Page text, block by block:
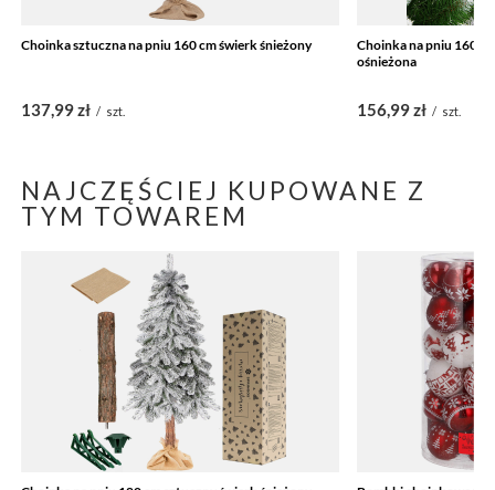
Choinka sztuczna na pniu 160 cm świerk śnieżony
137,99 zł / szt.
Choinka na pniu 160
ośnieżona
156,99 zł / szt.
NAJCZĘŚCIEJ KUPOWANE Z
TYM TOWAREM